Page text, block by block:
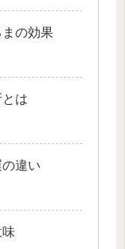
の効果
は
違い